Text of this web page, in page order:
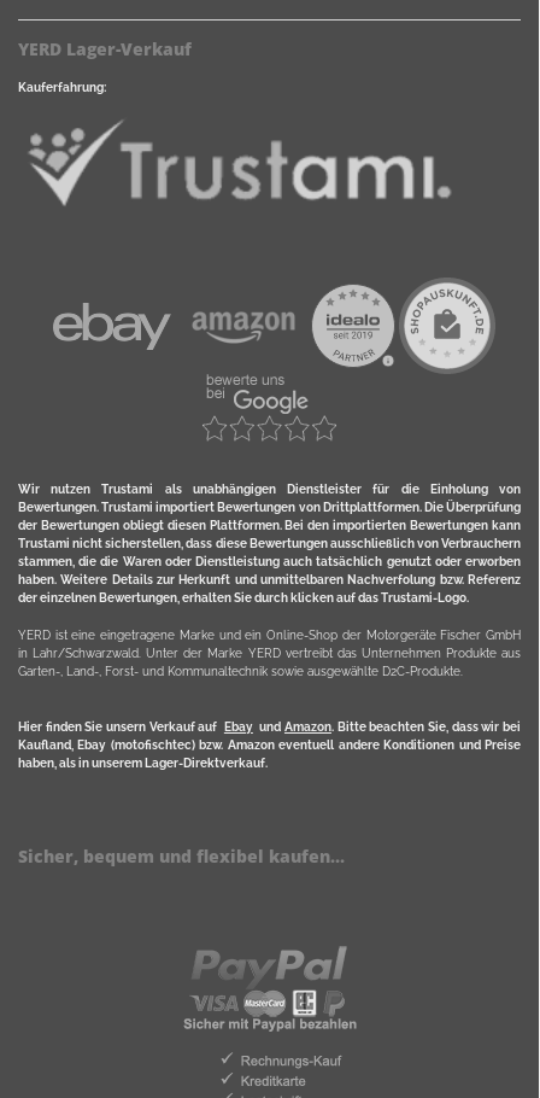
YERD Lager-Verkauf
Kauferfahrung:
Wir nutzen Trustami als unabhängigen Dienstleister für die Einholung von
Bewertungen. Trustami importiert Bewertungen von Drittplattformen. Die Überprüfung
der Bewertungen obliegt diesen Plattformen. Bei den importierten Bewertungen kann
Trustami nicht sicherstellen, dass diese Bewertungen ausschließlich von Verbrauchern
stammen, die die Waren oder Dienstleistung auch tatsächlich genutzt oder erworben
haben. Weitere Details zur Herkunft und unmittelbaren Nachverfolung bzw. Referenz
der einzelnen Bewertungen, erhalten Sie durch klicken auf das Trustami-Logo.
YERD ist eine eingetragene Marke und ein Online-Shop der Motorgeräte Fischer GmbH
in Lahr/Schwarzwald. Unter der Marke YERD vertreibt das Unternehmen Produkte aus
Garten-, Land-, Forst- und Kommunaltechnik sowie ausgewählte D2C-Produkte.
Hier finden Sie unsern Verkauf auf Ebayund Amazon. Bitte beachten Sie, dass wir bei
Kaufland, Ebay (motofischtec) bzw. Amazon eventuell andere Konditionen und Preise
haben, als in unserem Lager-Direktverkauf.
Sicher, bequem und flexibel kaufen...